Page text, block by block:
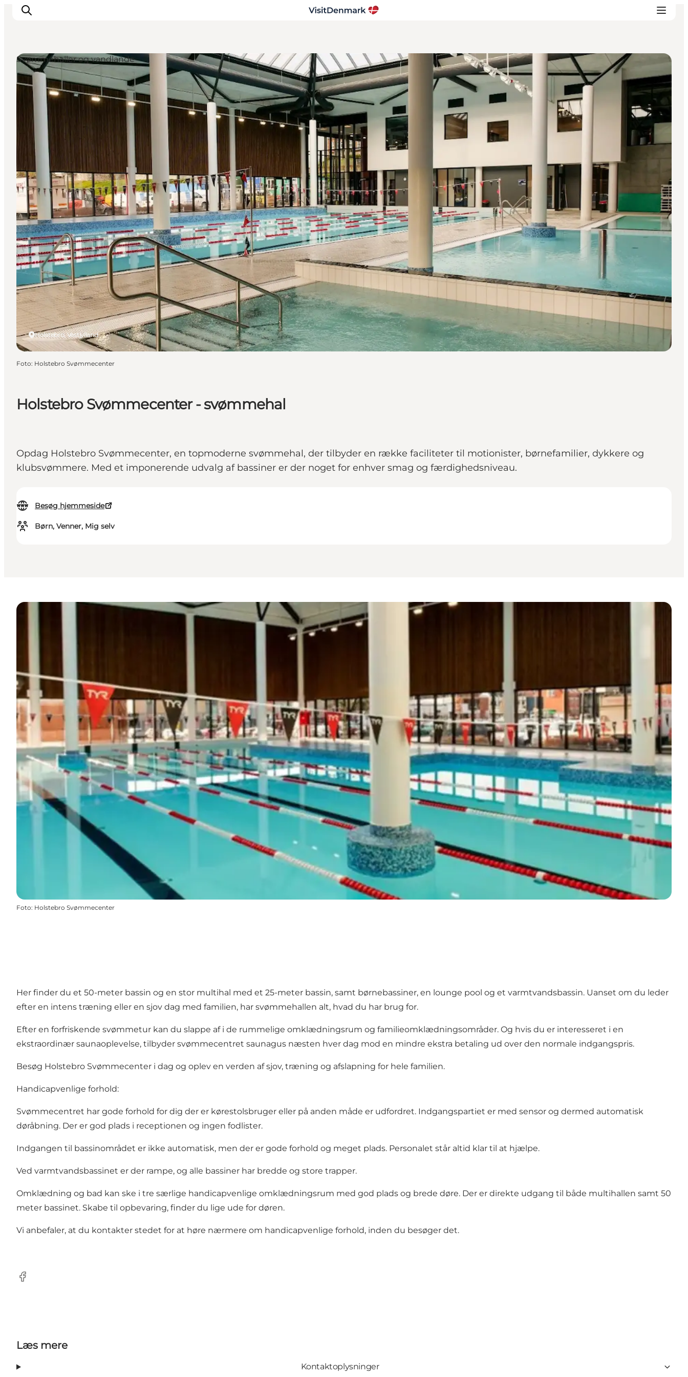
Inspiration
Destinationer
Oplevelser
Overnatning
Planlæg ferien
Holstebro Svømmecenter - svømmehal
Opdag Holstebro Svømmecenter, en topmoderne svømmehal, der tilbyder en række faciliteter til motionister, børnefamilier, dykkere og
klubsvømmere. Med et imponerende udvalg af bassiner er der noget for enhver smag og færdighedsniveau.
Besøg hjemmeside
Børn, Venner, Mig selv
Holstebro, Vestjylland
Svømmehaller og vandlande
Foto: Holstebro Svømmecenter
Foto: Holstebro Svømmecenter
Her finder du et 50-meter bassin og en stor multihal med et 25-meter bassin, samt børnebassiner, en lounge pool og et varmtvandsbassin. Uanset om du leder
efter en intens træning eller en sjov dag med familien, har svømmehallen alt, hvad du har brug for.
Efter en forfriskende svømmetur kan du slappe af i de rummelige omklædningsrum og familieomklædningsområder. Og hvis du er interesseret i en
ekstraordinær saunaoplevelse, tilbyder svømmecentret saunagus næsten hver dag mod en mindre ekstra betaling ud over den normale indgangspris.
Besøg Holstebro Svømmecenter i dag og oplev en verden af ​​sjov, træning og afslapning for hele familien.
Handicapvenlige forhold:
Svømmecentret har gode forhold for dig der er kørestolsbruger eller på anden måde er udfordret. Indgangspartiet er med sensor og dermed automatisk
døråbning. Der er god plads i receptionen og ingen fodlister.
Indgangen til bassinområdet er ikke automatisk, men der er gode forhold og meget plads. Personalet står altid klar til at hjælpe.
Ved varmtvandsbassinet er der rampe, og alle bassiner har bredde og store trapper.
Omklædning og bad kan ske i tre særlige handicapvenlige omklædningsrum med god plads og brede døre. Der er direkte udgang til både multihallen samt 50
meter bassinet. Skabe til opbevaring, finder du lige ude for døren.
Vi anbefaler, at du kontakter stedet for at høre nærmere om handicapvenlige forhold, inden du besøger det.
Facebook
Læs mere
Kontaktoplysninger